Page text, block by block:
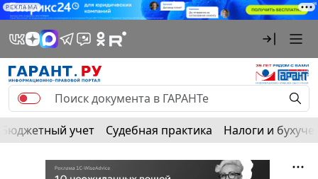
РЕКЛАМА
Бюджетный учет Судебная практика Налоги и